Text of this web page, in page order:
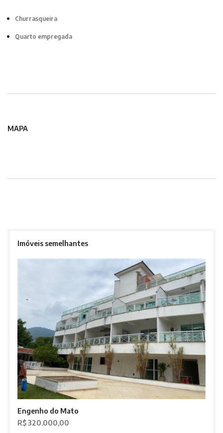
Churrasqueira
Quarto empregada
MAPA
Imóveis semelhantes
Engenho do Mato
R$ 320.000,00